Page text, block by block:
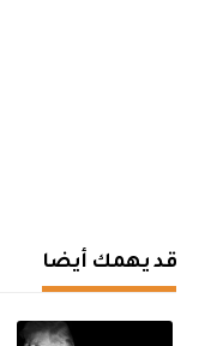
قد يهمك أيضا